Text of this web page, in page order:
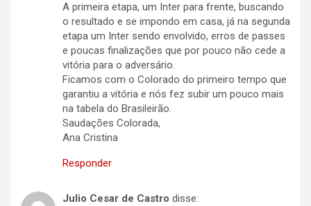
A primeira etapa, um Inter para frente, buscando
o resultado e se impondo em casa, já na segunda
etapa um Inter sendo envolvido, erros de passes
e poucas finalizações que por pouco não cede a
vitória para o adversário.
Ficamos com o Colorado do primeiro tempo que
garantiu a vitória e nós fez subir um pouco mais
na tabela do Brasileirão.
Saudações Colorada,
Ana Cristina
Responder
Julio Cesar de Castro disse: